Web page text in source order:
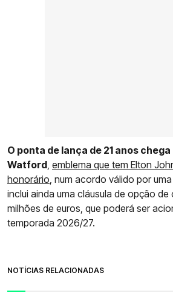
O ponta de lança de 21 anos
Watford, emblema que tem Elton
honorário, num acordo válido por
inclui ainda uma cláusula de opção
milhões de euros, que poderá ser
temporada 2026/27.
NOTÍCIAS RELACIONADAS